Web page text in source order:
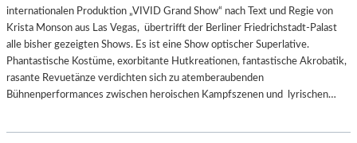
internationalen Produktion „VIVID Grand Show“ nach Text und Regie von
Krista Monson aus Las Vegas, übertrifft der Berliner Friedrichstadt-Palast
alle bisher gezeigten Shows. Es ist eine Show optischer Superlative.
Phantastische Kostüme, exorbitante Hutkreationen, fantastische Akrobatik,
rasante Revuetänze verdichten sich zu atemberaubenden
Bühnenperformances zwischen heroischen Kampfszenen und lyrischen…